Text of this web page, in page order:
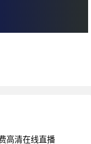
黔西南
高清在线直播